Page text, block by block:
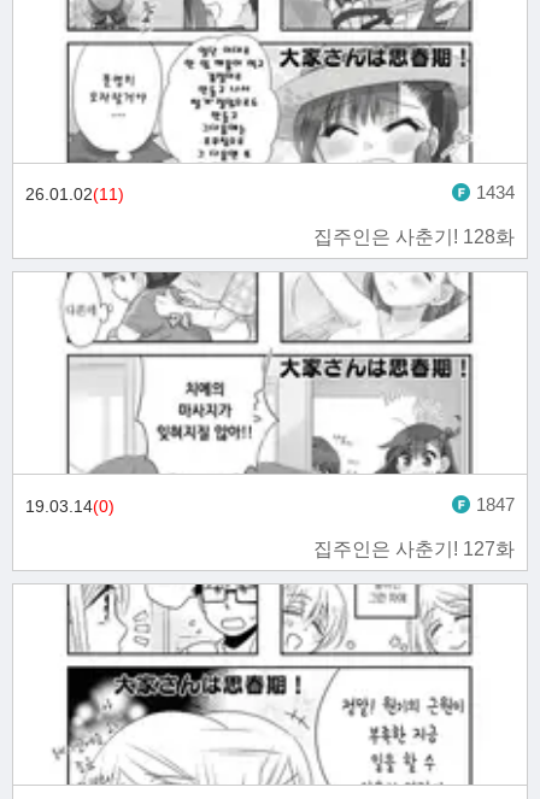
집주인은 사춘기! 128화
26.01.02(11) 1434
집주인은 사춘기! 127화
19.03.14(0) 1847